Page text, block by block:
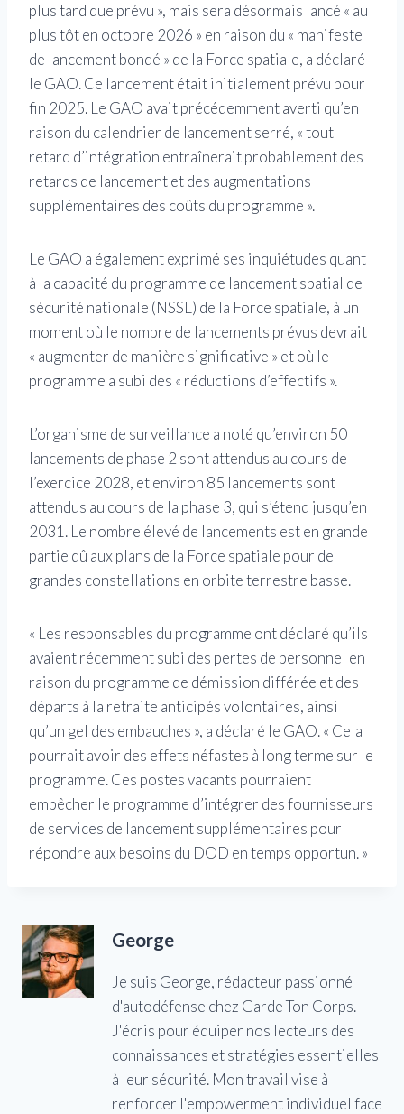
plus tard que prévu », mais sera désormais lancé « au
plus tôt en octobre 2026 » en raison du « manifeste
de lancement bondé » de la Force spatiale, a déclaré
le GAO. Ce lancement était initialement prévu pour
fin 2025. Le GAO avait précédemment averti qu’en
raison du calendrier de lancement serré, « tout
retard d’intégration entraînerait probablement des
retards de lancement et des augmentations
supplémentaires des coûts du programme ».
Le GAO a également exprimé ses inquiétudes quant
à la capacité du programme de lancement spatial de
sécurité nationale (NSSL) de la Force spatiale, à un
moment où le nombre de lancements prévus devrait
« augmenter de manière significative » et où le
programme a subi des « réductions d’effectifs ».
L’organisme de surveillance a noté qu’environ 50
lancements de phase 2 sont attendus au cours de
l’exercice 2028, et environ 85 lancements sont
attendus au cours de la phase 3, qui s’étend jusqu’en
2031. Le nombre élevé de lancements est en grande
partie dû aux plans de la Force spatiale pour de
grandes constellations en orbite terrestre basse.
« Les responsables du programme ont déclaré qu’ils
avaient récemment subi des pertes de personnel en
raison du programme de démission différée et des
départs à la retraite anticipés volontaires, ainsi
qu’un gel des embauches », a déclaré le GAO. « Cela
pourrait avoir des effets néfastes à long terme sur le
programme. Ces postes vacants pourraient
empêcher le programme d’intégrer des fournisseurs
de services de lancement supplémentaires pour
répondre aux besoins du DOD en temps opportun. »
George
Je suis George, rédacteur passionné
d'autodéfense chez Garde Ton Corps.
J'écris pour équiper nos lecteurs des
connaissances et stratégies essentielles
à leur sécurité. Mon travail vise à
renforcer l'empowerment individuel face